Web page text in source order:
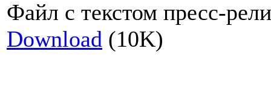
Файл с текстом пресс-
Download (10K)